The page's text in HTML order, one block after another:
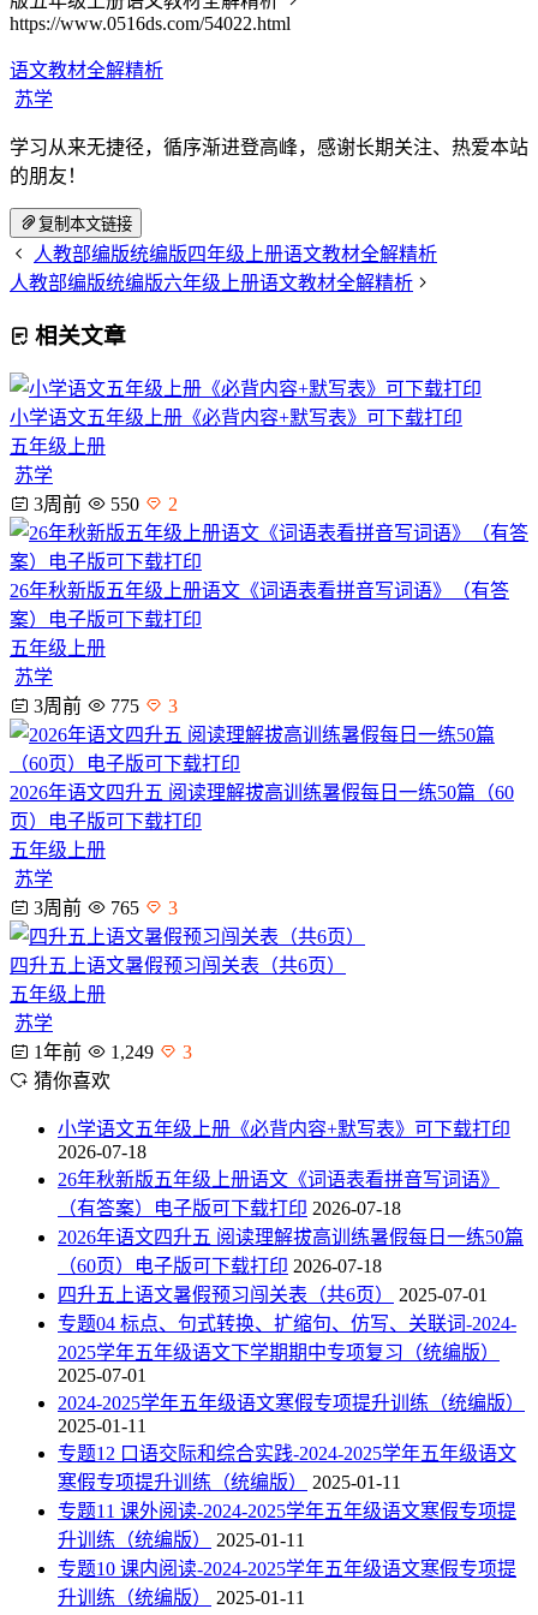
https://www.0516ds.com/54022.html
语文教材全解精析
苏学
学习从来无捷径，循序渐进登高峰，感谢长期关注、热爱本站
的朋友！
复制本文链接
人教部编版统编版四年级上册语文教材全解精析
人教部编版统编版六年级上册语文教材全解精析
相关文章
小学语文五年级上册《必背内容+默写表》可下载打印
五年级上册
苏学
3周前
550 2
26年秋新版五年级上册语文《词语表看拼音写词语》（有答
案）电子版可下载打印
五年级上册
苏学
3周前
775 3
2026年语文四升五 阅读理解拔高训练暑假每日一练50篇（60
页）电子版可下载打印
五年级上册
苏学
3周前
765 3
四升五上语文暑假预习闯关表（共6页）
五年级上册
苏学
1年前
1,249
3
猜你喜欢
小学语文五年级上册《必背内容+默写表》可下载打印
2026-07-18
26年秋新版五年级上册语文《词语表看拼音写词语》
（有答案）电子版可下载打印 2026-07-18
2026年语文四升五 阅读理解拔高训练暑假每日一练50篇
（60页）电子版可下载打印 2026-07-18
四升五上语文暑假预习闯关表（共6页）
2025-07-01
专题04 标点、句式转换、扩缩句、仿写、关联词-2024-
2025学年五年级语文下学期期中专项复习（统编版）
2025-07-01
2024-2025学年五年级语文寒假专项提升训练（统编版）
2025-01-11
专题12 口语交际和综合实践-2024-2025学年五年级语文
寒假专项提升训练（统编版）
2025-01-11
专题11 课外阅读-2024-2025学年五年级语文寒假专项提
升训练（统编版）
2025-01-11
专题10 课内阅读-2024-2025学年五年级语文寒假专项提
升训练（统编版）
2025-01-11